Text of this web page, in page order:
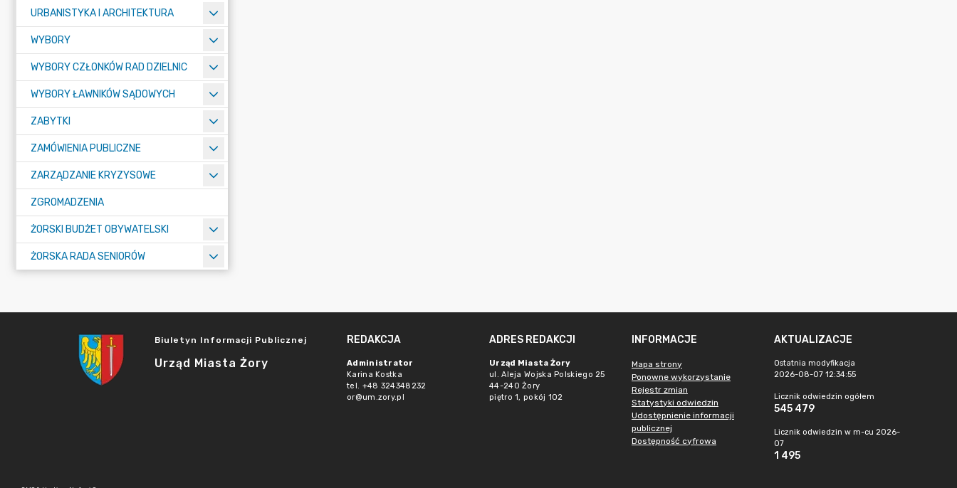
URBANISTYKA I ARCHITEKTURA
WYBORY
WYBORY CZŁONKÓW RAD DZIELNIC
WYBORY ŁAWNIKÓW SĄDOWYCH
ZABYTKI
ZAMÓWIENIA PUBLICZNE
ZARZĄDZANIE KRYZYSOWE
ZGROMADZENIA
ŻORSKI BUDŻET OBYWATELSKI
ŻORSKA RADA SENIORÓW
Biuletyn Informacji Publicznej
Urząd Miasta Żory
REDAKCJA
Administrator
Karina Kostka
tel. +48 324348232
or@um.zory.pl
ADRES REDAKCJI
Urząd Miasta Żory
ul. Aleja Wojska Polskiego 25
44-240 Żory
piętro 1, pokój 102
INFORMACJE
Mapa strony
Ponowne wykorzystanie
Rejestr zmian
Statystyki odwiedzin
Udostępnienie informacji
publicznej
Dostępność cyfrowa
AKTUALIZACJE
Ostatnia modyfikacja
2026-08-07 12:34:55
Licznik odwiedzin ogółem
545 479
Licznik odwiedzin w m-cu 2026-
07
1 495